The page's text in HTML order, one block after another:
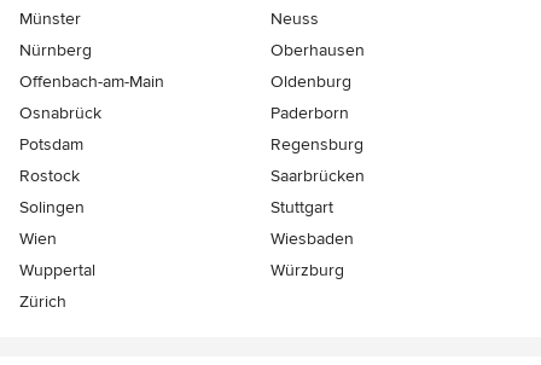
Münster
Neuss
Nürnberg
Oberhausen
Offenbach-am-Main
Oldenburg
Osnabrück
Paderborn
Potsdam
Regensburg
Rostock
Saarbrücken
Solingen
Stuttgart
Wien
Wiesbaden
Wuppertal
Würzburg
Zürich